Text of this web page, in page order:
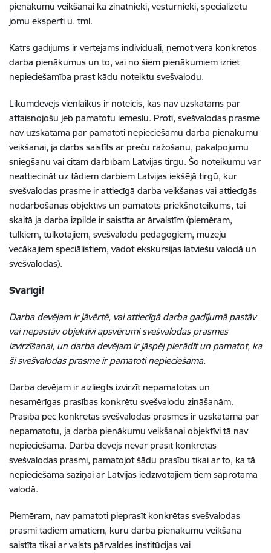
pienākumu veikšanai kā zinātnieki, vēsturnieki, specializētu
jomu eksperti u. tml.
Katrs gadījums ir vērtējams individuāli, ņemot vērā konkrētos
darba pienākumus un to, vai no šiem pienākumiem izriet
nepieciešamība prast kādu noteiktu svešvalodu.
Likumdevējs vienlaikus ir noteicis, kas nav uzskatāms par
attaisnojošu jeb pamatotu iemeslu. Proti, svešvalodas prasme
nav uzskatāma par pamatoti nepieciešamu darba pienākumu
veikšanai, ja darbs saistīts ar preču ražošanu, pakalpojumu
sniegšanu vai citām darbībām Latvijas tirgū. Šo noteikumu var
neattiecināt uz tādiem darbiem Latvijas iekšējā tirgū, kur
svešvalodas prasme ir attiecīgā darba veikšanas vai attiecīgās
nodarbošanās objektīvs un pamatots priekšnoteikums, tai
skaitā ja darba izpilde ir saistīta ar ārvalstīm (piemēram,
tulkiem, tulkotājiem, svešvalodu pedagogiem, muzeju
vecākajiem speciālistiem, vadot ekskursijas latviešu valodā un
svešvalodās).
Svarīgi!
Darba devējam ir jāvērtē, vai attiecīgā darba gadījumā pastāv
vai nepastāv objektīvi apsvērumi svešvalodas prasmes
izvirzīšanai, un darba devējam ir jāspēj pierādīt un pamatot, ka
šī svešvalodas prasme ir pamatoti nepieciešama.
Darba devējam ir aizliegts izvirzīt nepamatotas un
nesamērīgas prasības konkrētu svešvalodu zināšanām.
Prasība pēc konkrētas svešvalodas prasmes ir uzskatāma par
nepamatotu, ja darba pienākumu veikšanai objektīvi tā nav
nepieciešama. Darba devējs nevar prasīt konkrētas
svešvalodas prasmi, pamatojot šādu prasību tikai ar to, ka tā
nepieciešama saziņai ar Latvijas iedzīvotājiem tiem saprotamā
valodā.
Piemēram, nav pamatoti pieprasīt konkrētas svešvalodas
prasmi tādiem amatiem, kuru darba pienākumu veikšana
saistīta tikai ar valsts pārvaldes institūcijas vai